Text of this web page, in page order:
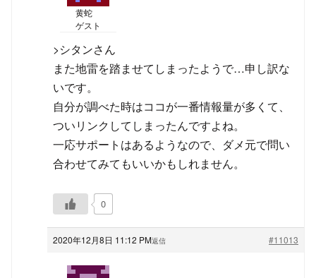
黄蛇
ゲスト
>シタンさん
また地雷を踏ませてしまったようで…申し訳な
いです。
自分が調べた時はココが一番情報量が多くて、
ついリンクしてしまったんですよね。
一応サポートはあるようなので、ダメ元で問い
合わせてみてもいいかもしれません。
0
2020年12月8日 11:12 PM #11013
返信